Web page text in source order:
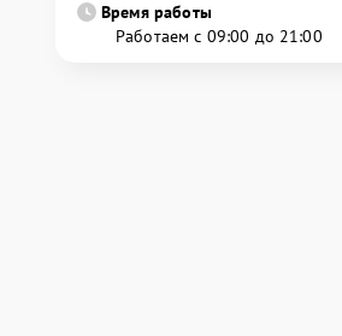
Время работы
Работаем с 09:00 до 21:00